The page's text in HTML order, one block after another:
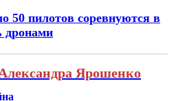
50 пилотов соревнуются в
дронами
Ярошенко